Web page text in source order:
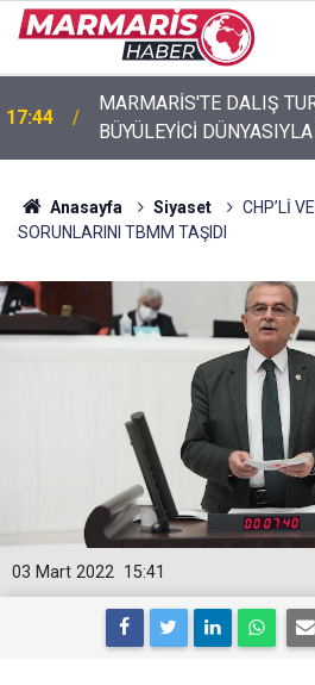
MARMARİS'TE DALIŞ
BÜYÜLEYİCİ
17:40
Akyaka’da engelli
emeklemek zorunda kaldı
Anasayfa Siyaset
CHP’Lİ
SORUNLARINI TBMM TAŞIDI
15:41
03 Mart 2022